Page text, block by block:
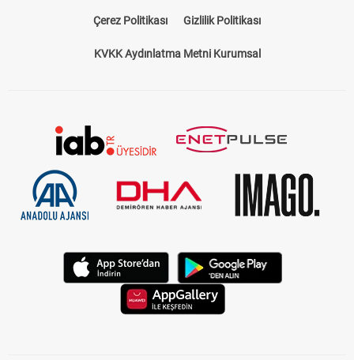
Çerez Politikası Gizlilik Politikası
KVKK Aydınlatma Metni Kurumsal